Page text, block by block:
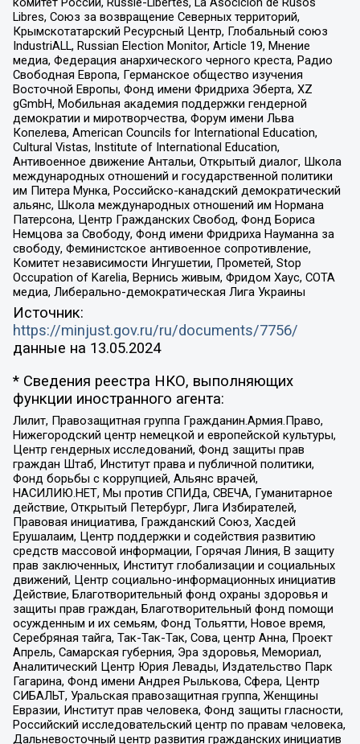
Libres, Союз за возвращение Северных территорий,
Крымскотатарский Ресурсный Центр, Глобальный союз
IndustriALL, Russian Election Monitor, Article 19, Мнение
медиа, Федерация анархического черного креста, Радио
Свободная Европа, Германское общество изучения
Восточной Европы, Фонд имени Фридриха Эберта, XZ
gGmbH, Мобильная академия поддержки гендерной
демократии и миротворчества, Форум имени Льва
Копелева, American Councils for International Education,
Cultural Vistas, Institute of International Education,
Антивоенное движение Антальи, Открытый диалог, Школа
международных отношений и государственной политики
им Питера Мунка, Российско-канадский демократический
альянс, Школа международных отношений им Нормана
Патерсона, Центр Гражданских Свобод, Фонд Бориса
Немцова за Свободу, Фонд имени Фридриха Науманна за
свободу, Феминистское антивоенное сопротивление,
Комитет независимости Ингушетии, Прометей, Stop
Occupation of Karelia, Вернись живым, Фридом Хаус, СОТА
медиа, Либерально-демократическая Лига Украины
Источник:
https://minjust.gov.ru/ru/documents/7756/
данные на 13.05.2024
* Сведения реестра НКО, выполняющих
функции иностранного агента:
Лилит, Правозащитная группа Гражданин.Армия.Право,
Нижегородский центр немецкой и европейской культуры,
Центр гендерных исследований, Фонд защиты прав
граждан Штаб, Институт права и публичной политики,
Фонд борьбы с коррупцией, Альянс врачей,
НАСИЛИЮ.НЕТ, Мы против СПИДа, СВЕЧА, Гуманитарное
действие, Открытый Петербург, Лига Избирателей,
Правовая инициатива, Гражданский Союз, Хасдей
Ерушалаим, Центр поддержки и содействия развитию
средств массовой информации, Горячая Линия, В защиту
прав заключенных, Институт глобализации и социальных
движений, Центр социально-информационных инициатив
Действие, Благотворительный фонд охраны здоровья и
защиты прав граждан, Благотворительный фонд помощи
осужденным и их семьям, Фонд Тольятти, Новое время,
Серебряная тайга, Так-Так-Так, Сова, центр Анна, Проект
Апрель, Самарская губерния, Эра здоровья, Мемориал,
Аналитический Центр Юрия Левады, Издательство Парк
Гагарина, Фонд имени Андрея Рылькова, Сфера, Центр
СИБАЛЬТ, Уральская правозащитная группа, Женщины
Евразии, Институт прав человека, Фонд защиты гласности,
Российский исследовательский центр по правам человека,
Дальневосточный центр развития гражданских инициатив